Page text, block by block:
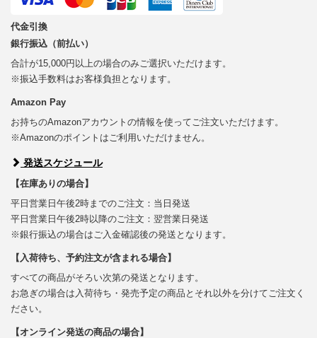
代金引換
銀行振込（前払い）
合計が15,000円以上の場合のみご選択いただけます。
※振込手数料はお客様負担となります。
Amazon Pay
お持ちのAmazonアカウントの情報を使ってご注文いただけます。
※Amazonのポイントはご利用いただけません。
発送スケジュール
【在庫ありの場合】
平日営業日午後2時までのご注文：当日発送
平日営業日午後2時以降のご注文：翌営業日発送
※銀行振込の場合はご入金確認後の発送となります。
【入荷待ち、予約注文が含まれる場合】
すべての商品がそろい次第の発送となります。
お急ぎの場合は入荷待ち・発売予定の商品とそれ以外を分けてご注文く
ださい。
【オンライン発送の商品の場合】